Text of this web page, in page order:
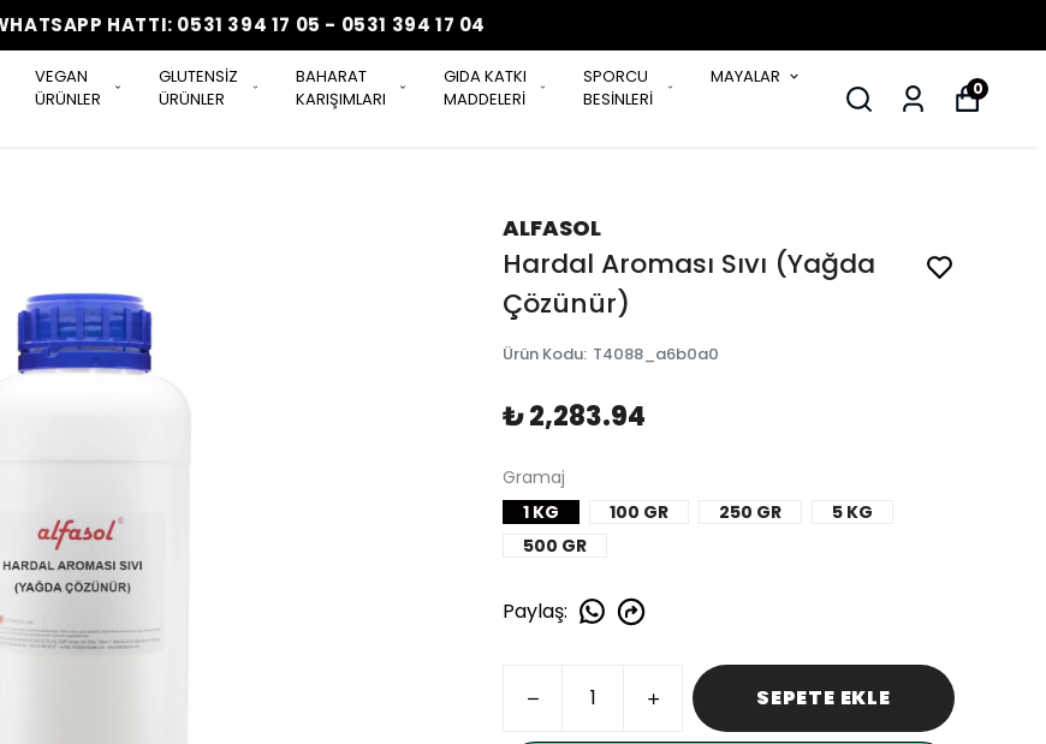
WHATSAPP HATTI: 0531 394 17 05 - 0531 394 17 04
VEGAN
ÜRÜNLER
GLUTENSİZ
ÜRÜNLER
BAHARAT
KARIŞIMLARI
GIDA KATKI
MADDELERİ
SPORCU
BESİNLERİ
MAYALAR
0
ALFASOL
Hardal Aroması Sıvı (Yağda
Çözünür)
Ürün Kodu: T4088_a6b0a0
₺ 2,283.94
Gramaj
1 KG
100 GR 250 GR
5 KG
500 GR
Paylaş:
SEPETE EKLE